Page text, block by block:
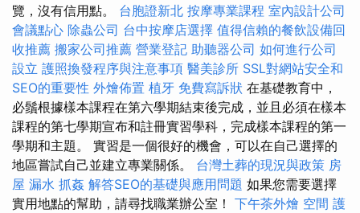
覽，沒有信用點。 台胞證新北 按摩專業課程 室內設計公司
會議點心 除蟲公司 台中按摩店選擇 值得信賴的餐飲設備回
收推薦 搬家公司推薦 營業登記 助聽器公司 如何進行公司
設立 護照換發程序與注意事項 醫美診所 SSL對網站安全和
SEO的重要性 外燴佈置 植牙 免費寫訴狀 在基礎教育中，
必鬚根據樣本課程在第六學期結束後完成，並且必須在樣本
課程的第七學期宣布和註冊實習學科，完成樣本課程的第一
學期和主題。 實習是一個很好的機會，可以在自己選擇的
地區嘗試自己並建立專業關係。 台灣土葬的現況與政策 房
屋 漏水 抓姦 解答SEO的基礎與應用問題 如果您需要選擇
實用地點的幫助，請尋找職業辦公室！ 下午茶外燴 空間 護